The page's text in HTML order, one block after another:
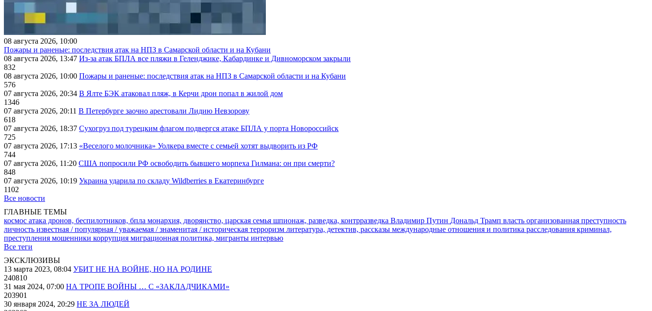
08 августа 2026, 10:00
Пожары и раненые: последствия атак на НПЗ в Самарской области и на Кубани
08 августа 2026, 13:47 Из-за атак БПЛА все пляжи в Геленджике, Кабардинке и Дивноморском закрыли
832
08 августа 2026, 10:00 Пожары и раненые: последствия атак на НПЗ в Самарской области и на Кубани
576
07 августа 2026, 20:34 В Ялте БЭК атаковал пляж, в Керчи дрон попал в жилой дом
1346
07 августа 2026, 20:11 В Петербурге заочно арестовали Лидию Невзорову
618
07 августа 2026, 18:37 Сухогруз под турецким флагом подвергся атаке БПЛА у порта Новороссийск
725
07 августа 2026, 17:13 «Веселого молочника» Уолкера вместе с семьей хотят выдворить из РФ
744
07 августа 2026, 11:20 США попросили РФ освободить бывшего морпеха Гилмана: он при смерти?
848
07 августа 2026, 10:19 Украина ударила по складу Wildberries в Екатеринбурге
1102
Все новости
ГЛАВНЫЕ ТЕМЫ
космос атака дронов, беспилотников, бпла монархия, дворянство, царская семья шпионаж, разведка, контрразведка Владимир Путин Дональд Трамп власть организованная преступность
личность известная / популярная / уважаемая / знаменитая / историческая терроризм литература, детектив, рассказы международные отношения и политика расследования криминал,
преступления мошенники коррупция миграционная политика, мигранты интервью
Все теги
ЭКСКЛЮЗИВЫ
13 марта 2023, 08:04 УБИТ НЕ НА ВОЙНЕ, НО НА РОДИНЕ
240810
31 мая 2024, 07:00 НА ТРОПЕ ВОЙНЫ … С «ЗАКЛАДЧИКАМИ»
203901
30 января 2024, 20:29 НЕ ЗА ЛЮДЕЙ